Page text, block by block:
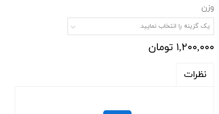
۱,۲۰۰,۰۰۰ تومان
وزن
یک گزینه را انتخاب نمایید.
نظرات